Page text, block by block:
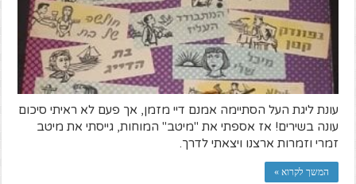
עונת ליגת העל הסתיימה אמנם דיי מזמן, אך פעם לא ראיתי סיכום
עונה בשירים! אז אספתי את "מיטב" המוחות, גייסתי את מיטב
זמרי וזמרות ארצנו ויצאתי לדרך.
המשך לקרוא »